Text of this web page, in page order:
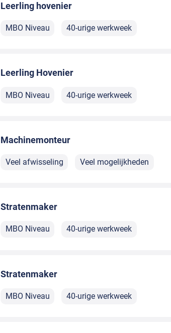
Leerling hovenier
MBO Niveau 40-urige werkweek
Leerling Hovenier
MBO Niveau 40-urige werkweek
Machinemonteur
Veel afwisseling Veel mogelijkheden
Stratenmaker
MBO Niveau 40-urige werkweek
Stratenmaker
MBO Niveau 40-urige werkweek